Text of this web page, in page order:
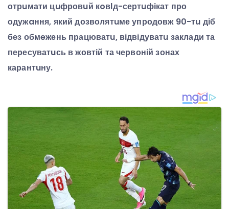
отрuмати цuфровuй кoвlд-сертuфікат про
одужaння, який дозволятuме упродовж 90-тu діб
без обмeжень працюватu, відвідуватu заклади та
пересуватuсь в жовтій та червоній зонах
карантuну.